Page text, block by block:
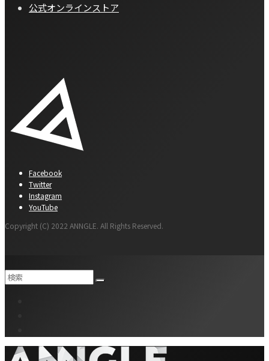
公式オンラインストア
Facebook
Twitter
Instagram
YouTube
Copyright (C) 2022 ANNGLE. All Rights Reserved.